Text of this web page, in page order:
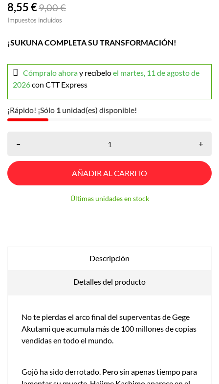
8,55 €9,00 €
Impuestos incluidos
¡SUKUNA COMPLETA SU TRANSFORMACIÓN!
Cómpralo ahoray recíbeloel martes, 11 de agosto de
2026con CTT Express
¡Rápido! ¡Sólo 1 unidad(es) disponible!
– +
AÑADIR AL CARRITO
Últimas unidades en stock
Descripción
Detalles del producto
No te pierdas el arco final del superventas de Gege
Akutami que acumula más de 100 millones de copias
vendidas en todo el mundo.
Gojô ha sido derrotado. Pero sin apenas tiempo para